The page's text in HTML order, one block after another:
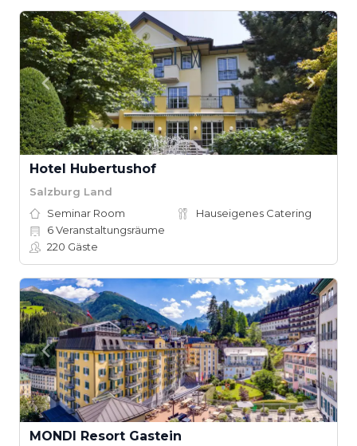
Hotel Hubertushof
Salzburg Land
Seminar Room
Hauseigenes Catering
6Veranstaltungsräume
220 Gäste
MONDI Resort Gastein